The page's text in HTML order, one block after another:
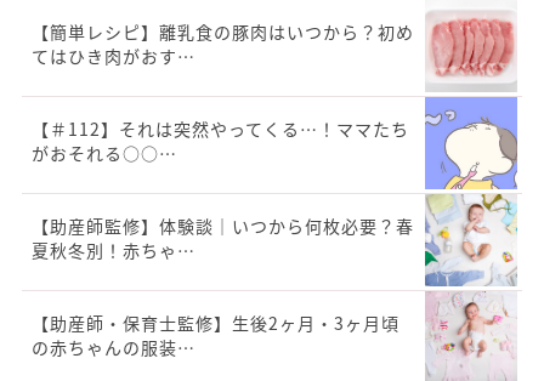
【簡単レシピ】離乳食の豚肉はいつから？初め
てはひき肉がおす…
【＃112】それは突然やってくる…！ママたち
がおそれる○○…
【助産師監修】体験談｜いつから何枚必要？春
夏秋冬別！赤ちゃ…
【助産師・保育士監修】生後2ヶ月・3ヶ月頃
の赤ちゃんの服装…